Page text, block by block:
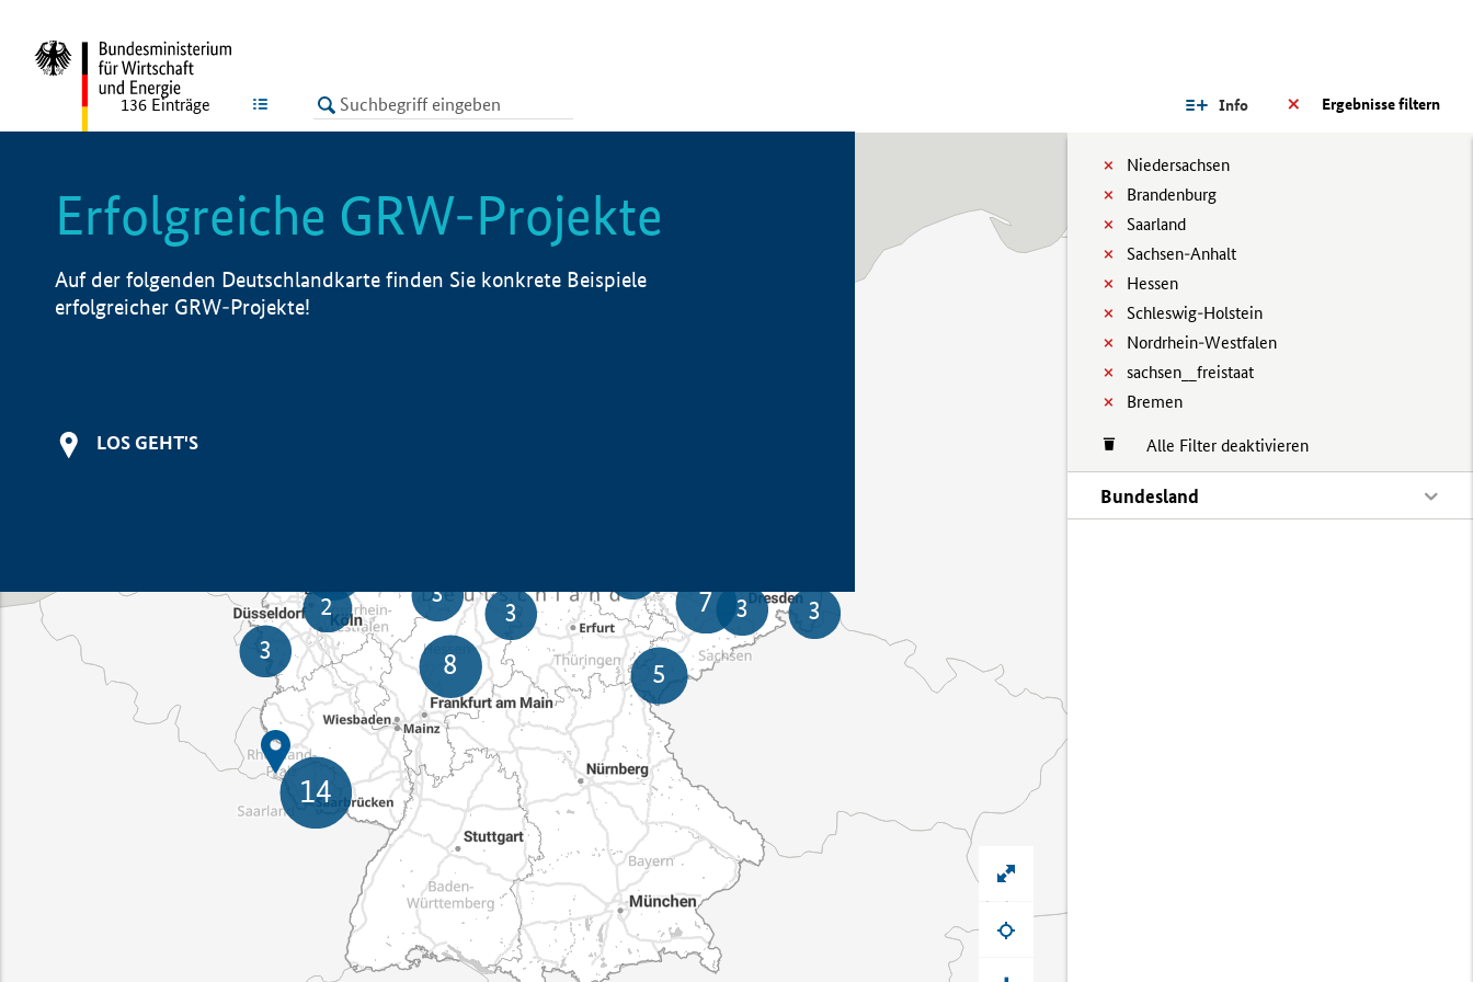
LISTE Ergebnisse filtern
Info
Niedersachsen
Brandenburg
Saarland
Sachsen-Anhalt
Hessen
Schleswig-Holstein
Nordrhein-Westfalen
sachsen__freistaat
Bremen
Alle Filter deaktivieren
Bundesland
136 Einträge
Erfolgreiche GRW-Projekte
Auf der folgenden Deutschlandkarte finden Sie konkrete Beispiele
erfolgreicher GRW-Projekte!
LOS GEHT'S